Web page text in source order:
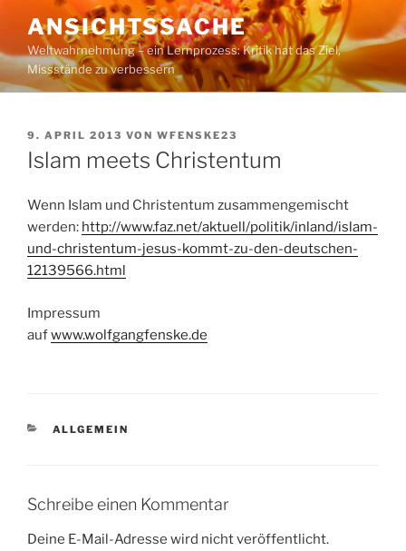
Inhalt
springen
ANSICHTSSACHE
Weltwahrnehmung – ein Lernprozess: Kritik hat das Ziel,
Missstände zu verbessern
VERÖFFENTLICHT
AM
9. APRIL 2013 VON WFENSKE23
Islam meets Christentum
Wenn Islam und Christentum zusammengemischt
werden: http://www.faz.net/aktuell/politik/inland/islam-
und-christentum-jesus-kommt-zu-den-deutschen-
12139566.html
Impressum
aufwww.wolfgangfenske.de
KATEGORIEN
ALLGEMEIN
Schreibe einen Kommentar
Deine E-Mail-Adresse wird nicht veröffentlicht.